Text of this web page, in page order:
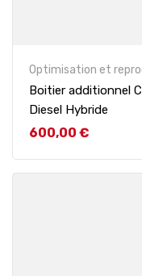
Optimisation et
Boitier additionnel
Diesel Hybride
Prix
600,00 €